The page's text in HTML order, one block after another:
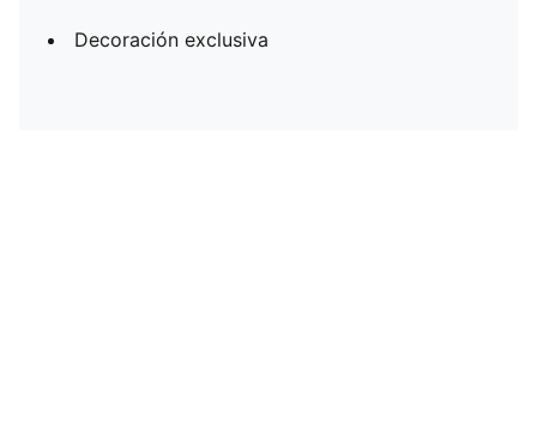
Decoración exclusiva